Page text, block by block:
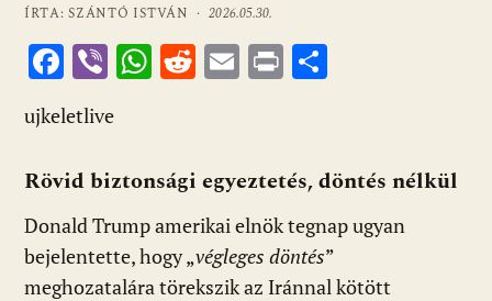
ÍRTA: SZÁNTÓ ISTVÁN ·2026.05.30.
F
ac
e
b
o
o
k
Vi
er
W
s
A
p
p
R
di
t
E
l
Pr
m
e
g
ujkeletlive
Rövid biztonsági egyeztetés, döntés nélkül
Donald Trump amerikai elnök tegnap ugyan
bejelentette, hogy „végleges döntés”
meghozatalára törekszik az Iránnal kötött